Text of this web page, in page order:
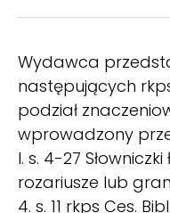
Wydawca
następujących
podział
wprowadzony
I. s. 4-27
rozariusze lub
4. s. 11 rkps Ces.